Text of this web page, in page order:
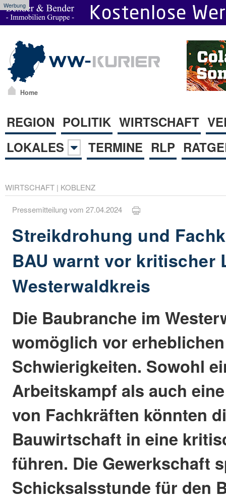
Werbung
Home
REGION POLITIK WIRTSCHAFT
LOKALES
TERMINE RLP
WIRTSCHAFT | KOBLENZ
Pressemitteilung vom 27.04.2024
Streikdrohung und
BAU warnt vor kritischer
Westerwaldkreis
Die Baubranche im
womöglich vor erheblichen
Schwierigkeiten. Sowohl
Arbeitskampf als auch
von Fachkräften könnten
Bauwirtschaft in eine
führen. Die Gewerkschaft
Schicksalsstunde für den